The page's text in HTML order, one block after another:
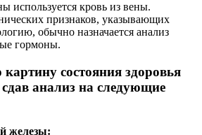
используется кровь из вены.
признаков, указывающих
обычно назначается анализ
гормоны.
состояния здоровья
анализ на следующие
железы: